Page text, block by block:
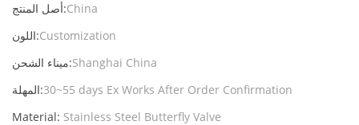
أصل المنتج:China
اللون:Customization
ميناء الشحن:Shanghai China
المهلة:30~55 days Ex Works After Order Confirmation
Material: Stainless Steel Butterfly Valve